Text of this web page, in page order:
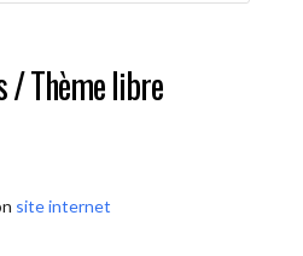
/ Thème libre
site internet